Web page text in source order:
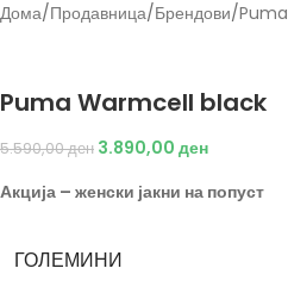
Дома/Продавница/Брендови/Puma
Puma Warmcell black
5.590,00ден 3.890,00 ден
Акција – женски јакни на попуст
ГОЛЕМИНИ